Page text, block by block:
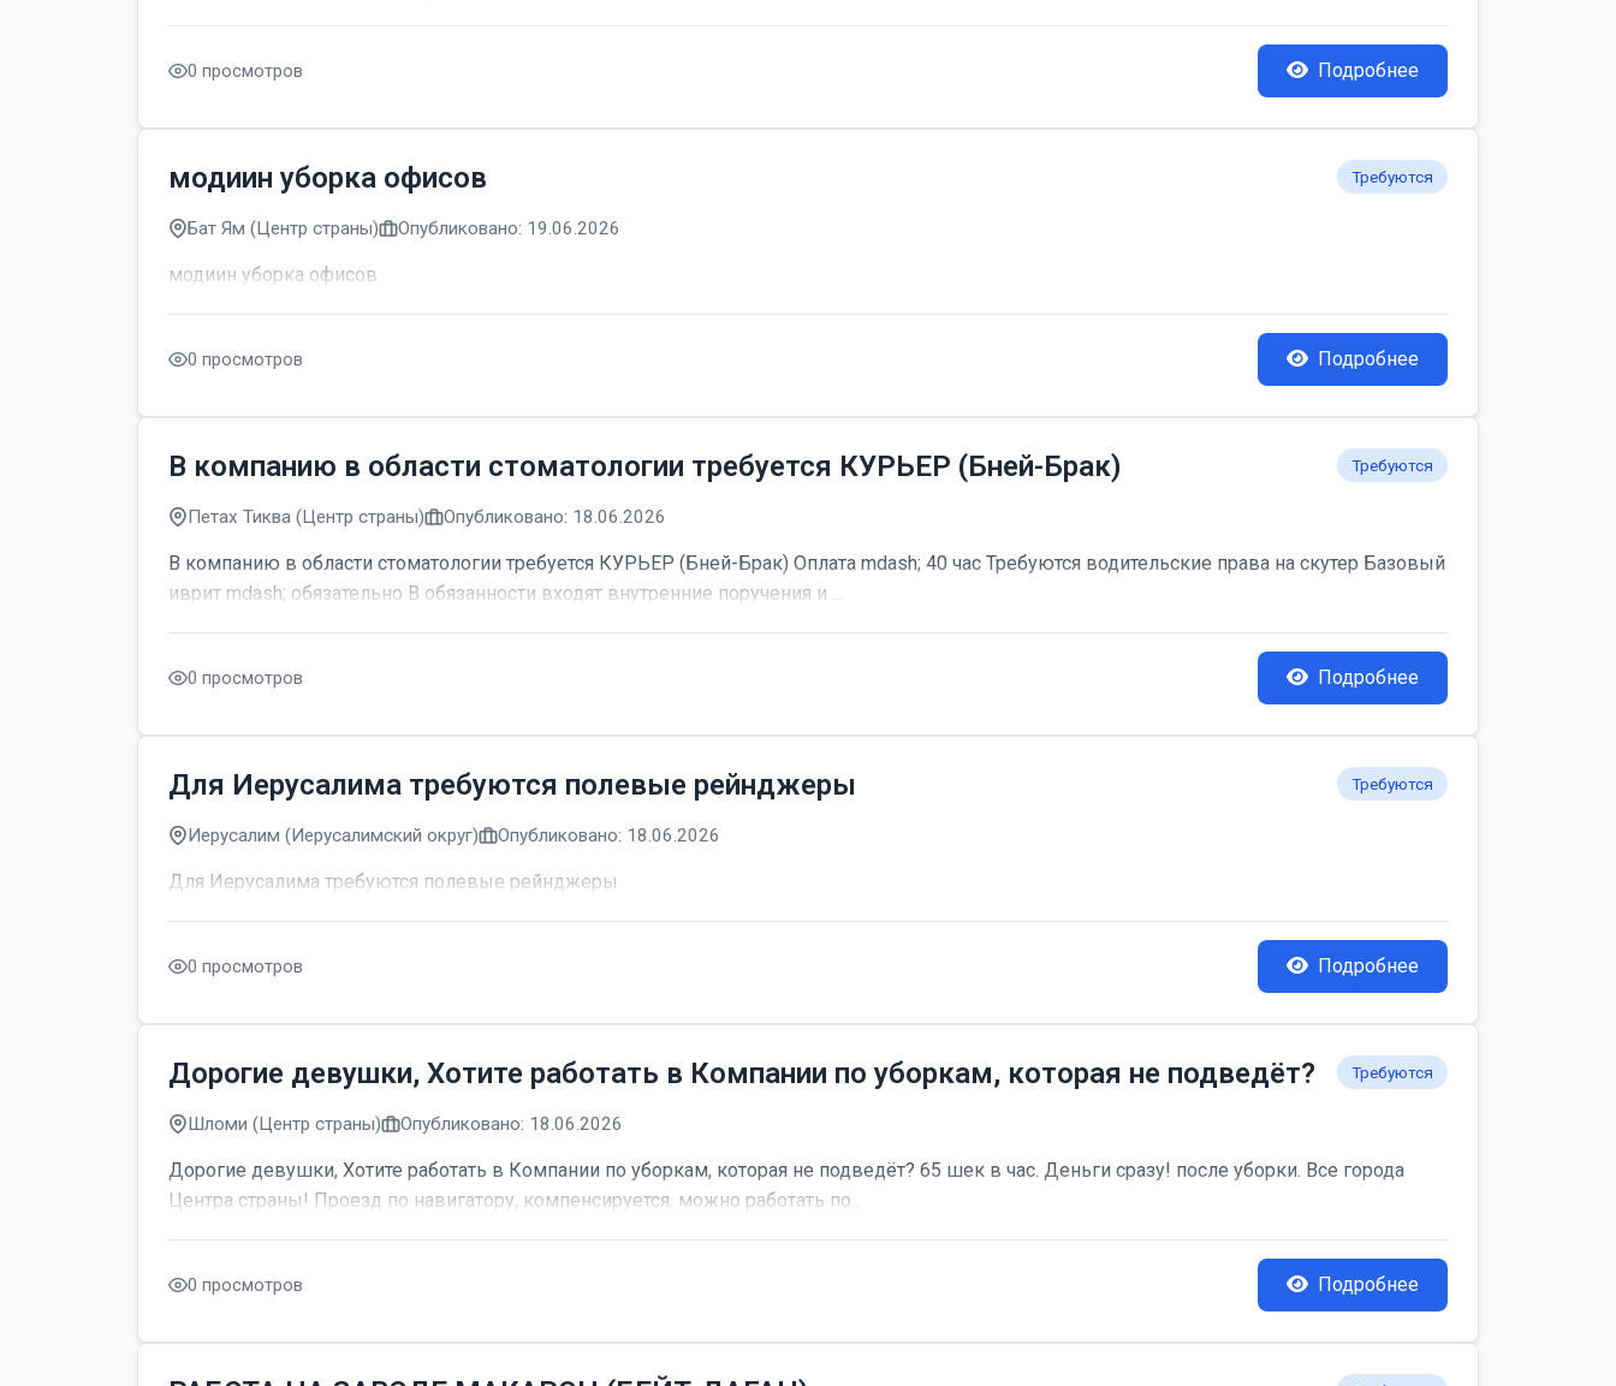
0 просмотров Подробнее
модиин уборка офисов Требуются
Бат Ям (Центр страны) Опубликовано: 19.06.2026
модиин уборка офисов
0 просмотров Подробнее
В компанию в области стоматологии требуется КУРЬЕР (Бней-Брак) Требуются
Петах Тиква (Центр страны) Опубликовано: 18.06.2026
В компанию в области стоматологии требуется КУРЬЕР (Бней-Брак) Оплата mdash; 40 час Требуются водительские права на скутер Базовый
иврит mdash; обязательно В обязанности входят внутренние поручения и ...
0 просмотров Подробнее
Для Иерусалима требуются полевые рейнджеры Требуются
Иерусалим (Иерусалимский округ) Опубликовано: 18.06.2026
Для Иерусалима требуются полевые рейнджеры
0 просмотров Подробнее
Дорогие девушки, Хотите работать в Компании по уборкам, которая не подведёт? Требуются
Шломи (Центр страны) Опубликовано: 18.06.2026
Дорогие девушки, Хотите работать в Компании по уборкам, которая не подведёт? 65 шек в час. Деньги сразу! после уборки. Все города
Центра страны! Проезд по навигатору, компенсируется. можно работать по...
0 просмотров Подробнее